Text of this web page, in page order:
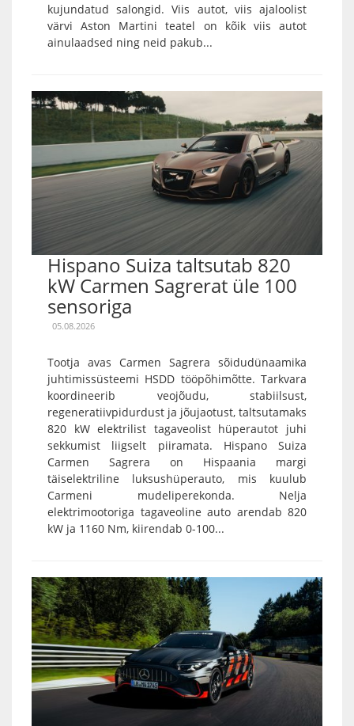
kujundatud salongid. Viis autot, viis ajaloolist
värvi Aston Martini teatel on kõik viis autot
ainulaadsed ning neid pakub...
Hispano Suiza taltsutab 820
kW Carmen Sagrerat üle 100
sensoriga
05.08.2026
Tootja avas Carmen Sagrera sõidudünaamika
juhtimissüsteemi HSDD tööpõhimõtte. Tarkvara
koordineerib veojõudu, stabiilsust,
regeneratiivpidurdust ja jõujaotust, taltsutamaks
820 kW elektrilist tagaveolist hüperautot juhi
sekkumist liigselt piiramata. Hispano Suiza
Carmen Sagrera on Hispaania margi
täiselektriline luksushüperauto, mis kuulub
Carmeni mudeliperekonda. Nelja
elektrimootoriga tagaveoline auto arendab 820
kW ja 1160 Nm, kiirendab 0-100...